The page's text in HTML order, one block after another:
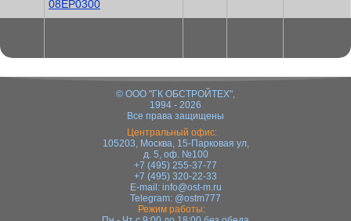
08EP0300
© ООО "ГК ОБСТРОЙТЕХ",
1994 - 2026
Все права защищены
Центральный офис:
105203, Москва, 15-Парковая ул,
д. 5, оф. №100
+7 (495) 255-37-77
+7 (495) 320-22-33
E-mail: info@ost-m.ru
Telegram: @ostm777
Режим работы: